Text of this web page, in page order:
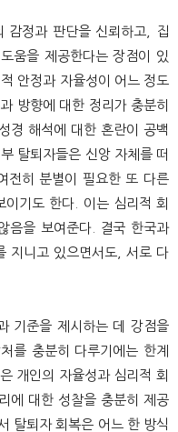
감정과 판단을 신뢰하고, 집
움을 제공한다는 장점이 있
안정과 자율성이 어느 정도
방향에 대한 정리가 충분히
경 해석에 대한 혼란이 공백
탈퇴자들은 신앙 자체를 떠
전히 분별이 필요한 또 다른
이기도 한다. 이는 심리적 회
음을 보여준다. 결국 한국과
지니고 있으면서도, 서로 다
기준을 제시하는 데 강점을
를 충분히 다루기에는 한계
개인의 자율성과 심리적 회
에 대한 성찰을 충분히 제공
탈퇴자 회복은 어느 한 방식